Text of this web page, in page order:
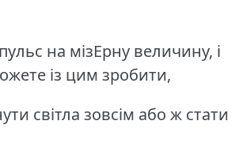
на мізЕрну величину, і
із цим зробити,
світла зовсім або ж стати